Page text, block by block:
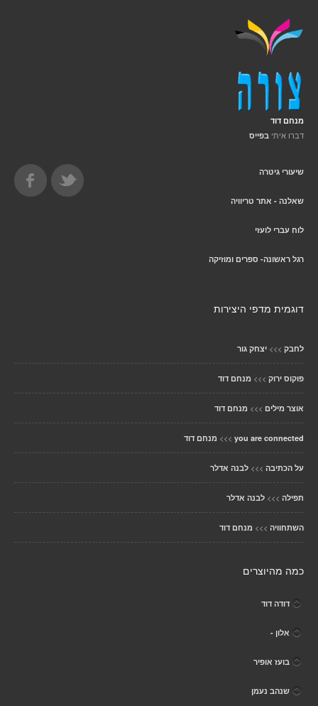
מנחם דוד
דברו איתי בפייס
שיעורי גיטרה
שאלנה - אתר טריוויה
לוח עברי לועזי
רגל ראשונה- ספרים ומוזיקה
דוגמית מדפי היצירות
לחבק >>> יצחק גור
פוקוס ירוק >>> מנחם דוד
אוצר מילים >>> מנחם דוד
you are connected
>>> מנחם דוד
על הכתיבה >>> לבנה אדלר
תפילה >>> לבנה אדלר
השתחוויה >>> מנחם דוד
כמה מהיוצרים
דודה דוד
אלון -
בועז אופיר
שנהב נעמן